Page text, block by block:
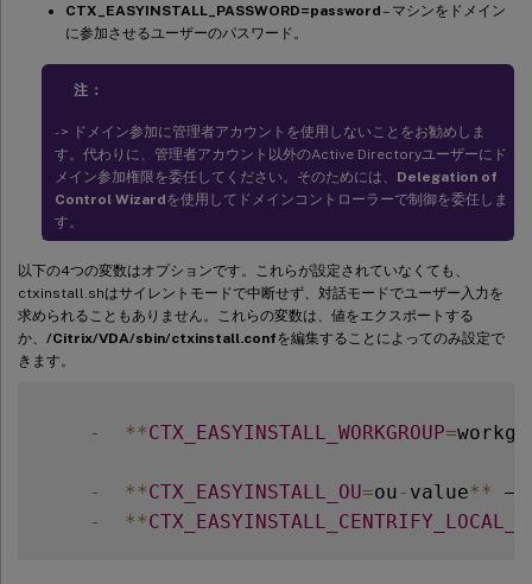
CTX_EASYINSTALL_PASSWORD=password– マシンをドメイン
に参加させるユーザーのパスワード。
注：
- > ドメイン参加に管理者アカウントを使用しないことをお勧めしま
す。代わりに、管理者アカウント以外のActive Directoryユーザーにド
メイン参加権限を委任してください。そのためには、 Delegation of
Control Wizardを使用してドメインコントローラーで制御を委任しま
す。
以下の4つの変数はオプションです。これらが設定されていなくても、
ctxinstall.shはサイレントモードで中断せず、対話モードでユーザー入力を
求められることもありません。これらの変数は、値をエクスポートする
か、 /Citrix/VDA/sbin/ctxinstall.confを編集することによってのみ設定で
きます。
- **CTX_EASYINSTALL_WORKGROUP=
- **CTX_EASYINSTALL_OU=ou - value** –
-
**